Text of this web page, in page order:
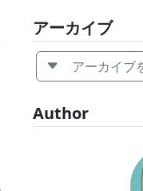
アーカイブ
アーカイブ
Author